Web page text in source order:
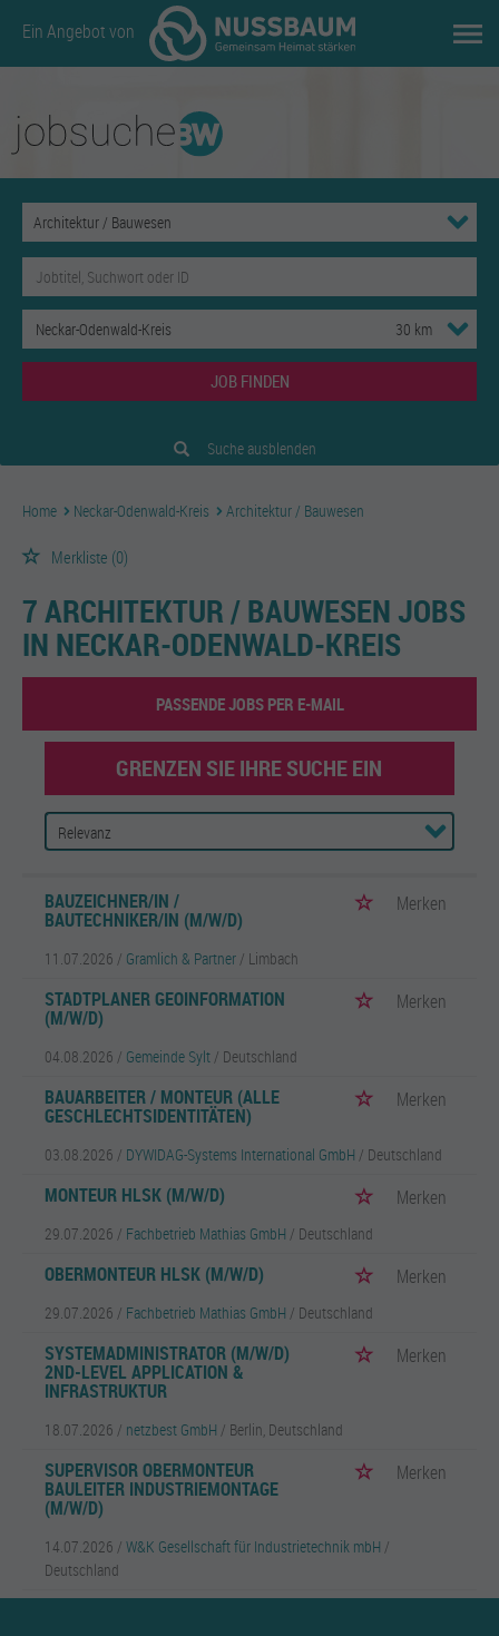
Ein Angebot von
JOB FINDEN
Suche ausblenden
Home Neckar-Odenwald-Kreis Architektur / Bauwesen
Merkliste (0)
7 ARCHITEKTUR / BAUWESEN JOBS
IN NECKAR-ODENWALD-KREIS
PASSENDE JOBS PER E-MAIL
GRENZEN SIE IHRE SUCHE EIN
BAUZEICHNER/IN /
BAUTECHNIKER/IN (M/W/D)
Merken
11.07.2026 / Gramlich & Partner / Limbach
STADTPLANER GEOINFORMATION
(M/W/D)
Merken
04.08.2026 / Gemeinde Sylt / Deutschland
BAUARBEITER / MONTEUR (ALLE
GESCHLECHTSIDENTITÄTEN)
Merken
03.08.2026 / DYWIDAG-Systems International GmbH / Deutschland
MONTEUR HLSK (M/W/D) Merken
29.07.2026 / Fachbetrieb Mathias GmbH / Deutschland
OBERMONTEUR HLSK (M/W/D) Merken
29.07.2026 / Fachbetrieb Mathias GmbH / Deutschland
SYSTEMADMINISTRATOR (M/W/D)
2ND-LEVEL APPLICATION &
INFRASTRUKTUR
Merken
18.07.2026 / netzbest GmbH / Berlin, Deutschland
SUPERVISOR OBERMONTEUR
BAULEITER INDUSTRIEMONTAGE
(M/W/D)
Merken
14.07.2026 / W&K Gesellschaft für Industrietechnik mbH /
Deutschland